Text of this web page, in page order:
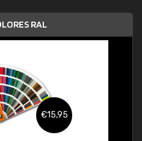
RAL
€15,95